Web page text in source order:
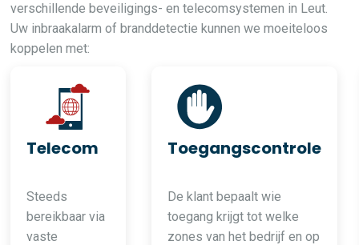
verschillende beveiligings- en telecomsystemen in Leut.
Uw inbraakalarm of branddetectie kunnen we moeiteloos
koppelen met:
Telecom
Steeds
bereikbaar via
vaste
Toegangscontrole
De klant bepaalt wie
toegang krijgt tot welke
zones van het bedrijf en op